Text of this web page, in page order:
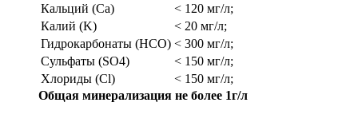
Кальций (Ca)
< 120 мг/л;
Калий (K)
< 20 мг/л;
Гидрокарбонаты (HCO) < 300 мг/л;
Сульфаты (SO4)
< 150 мг/л;
Хлориды (Cl)
< 150 мг/л;
Общая минерализация не более 1г/л